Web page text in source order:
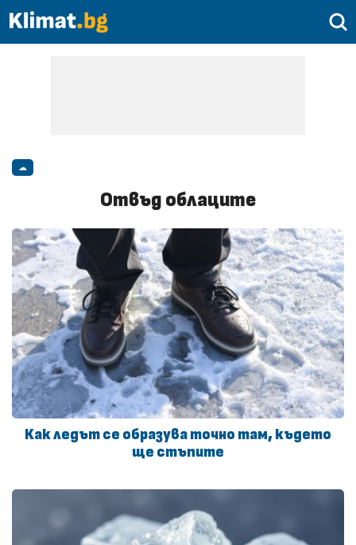
☁
Отвъд облаците
Как ледът се образува точно там, където
ще стъпите